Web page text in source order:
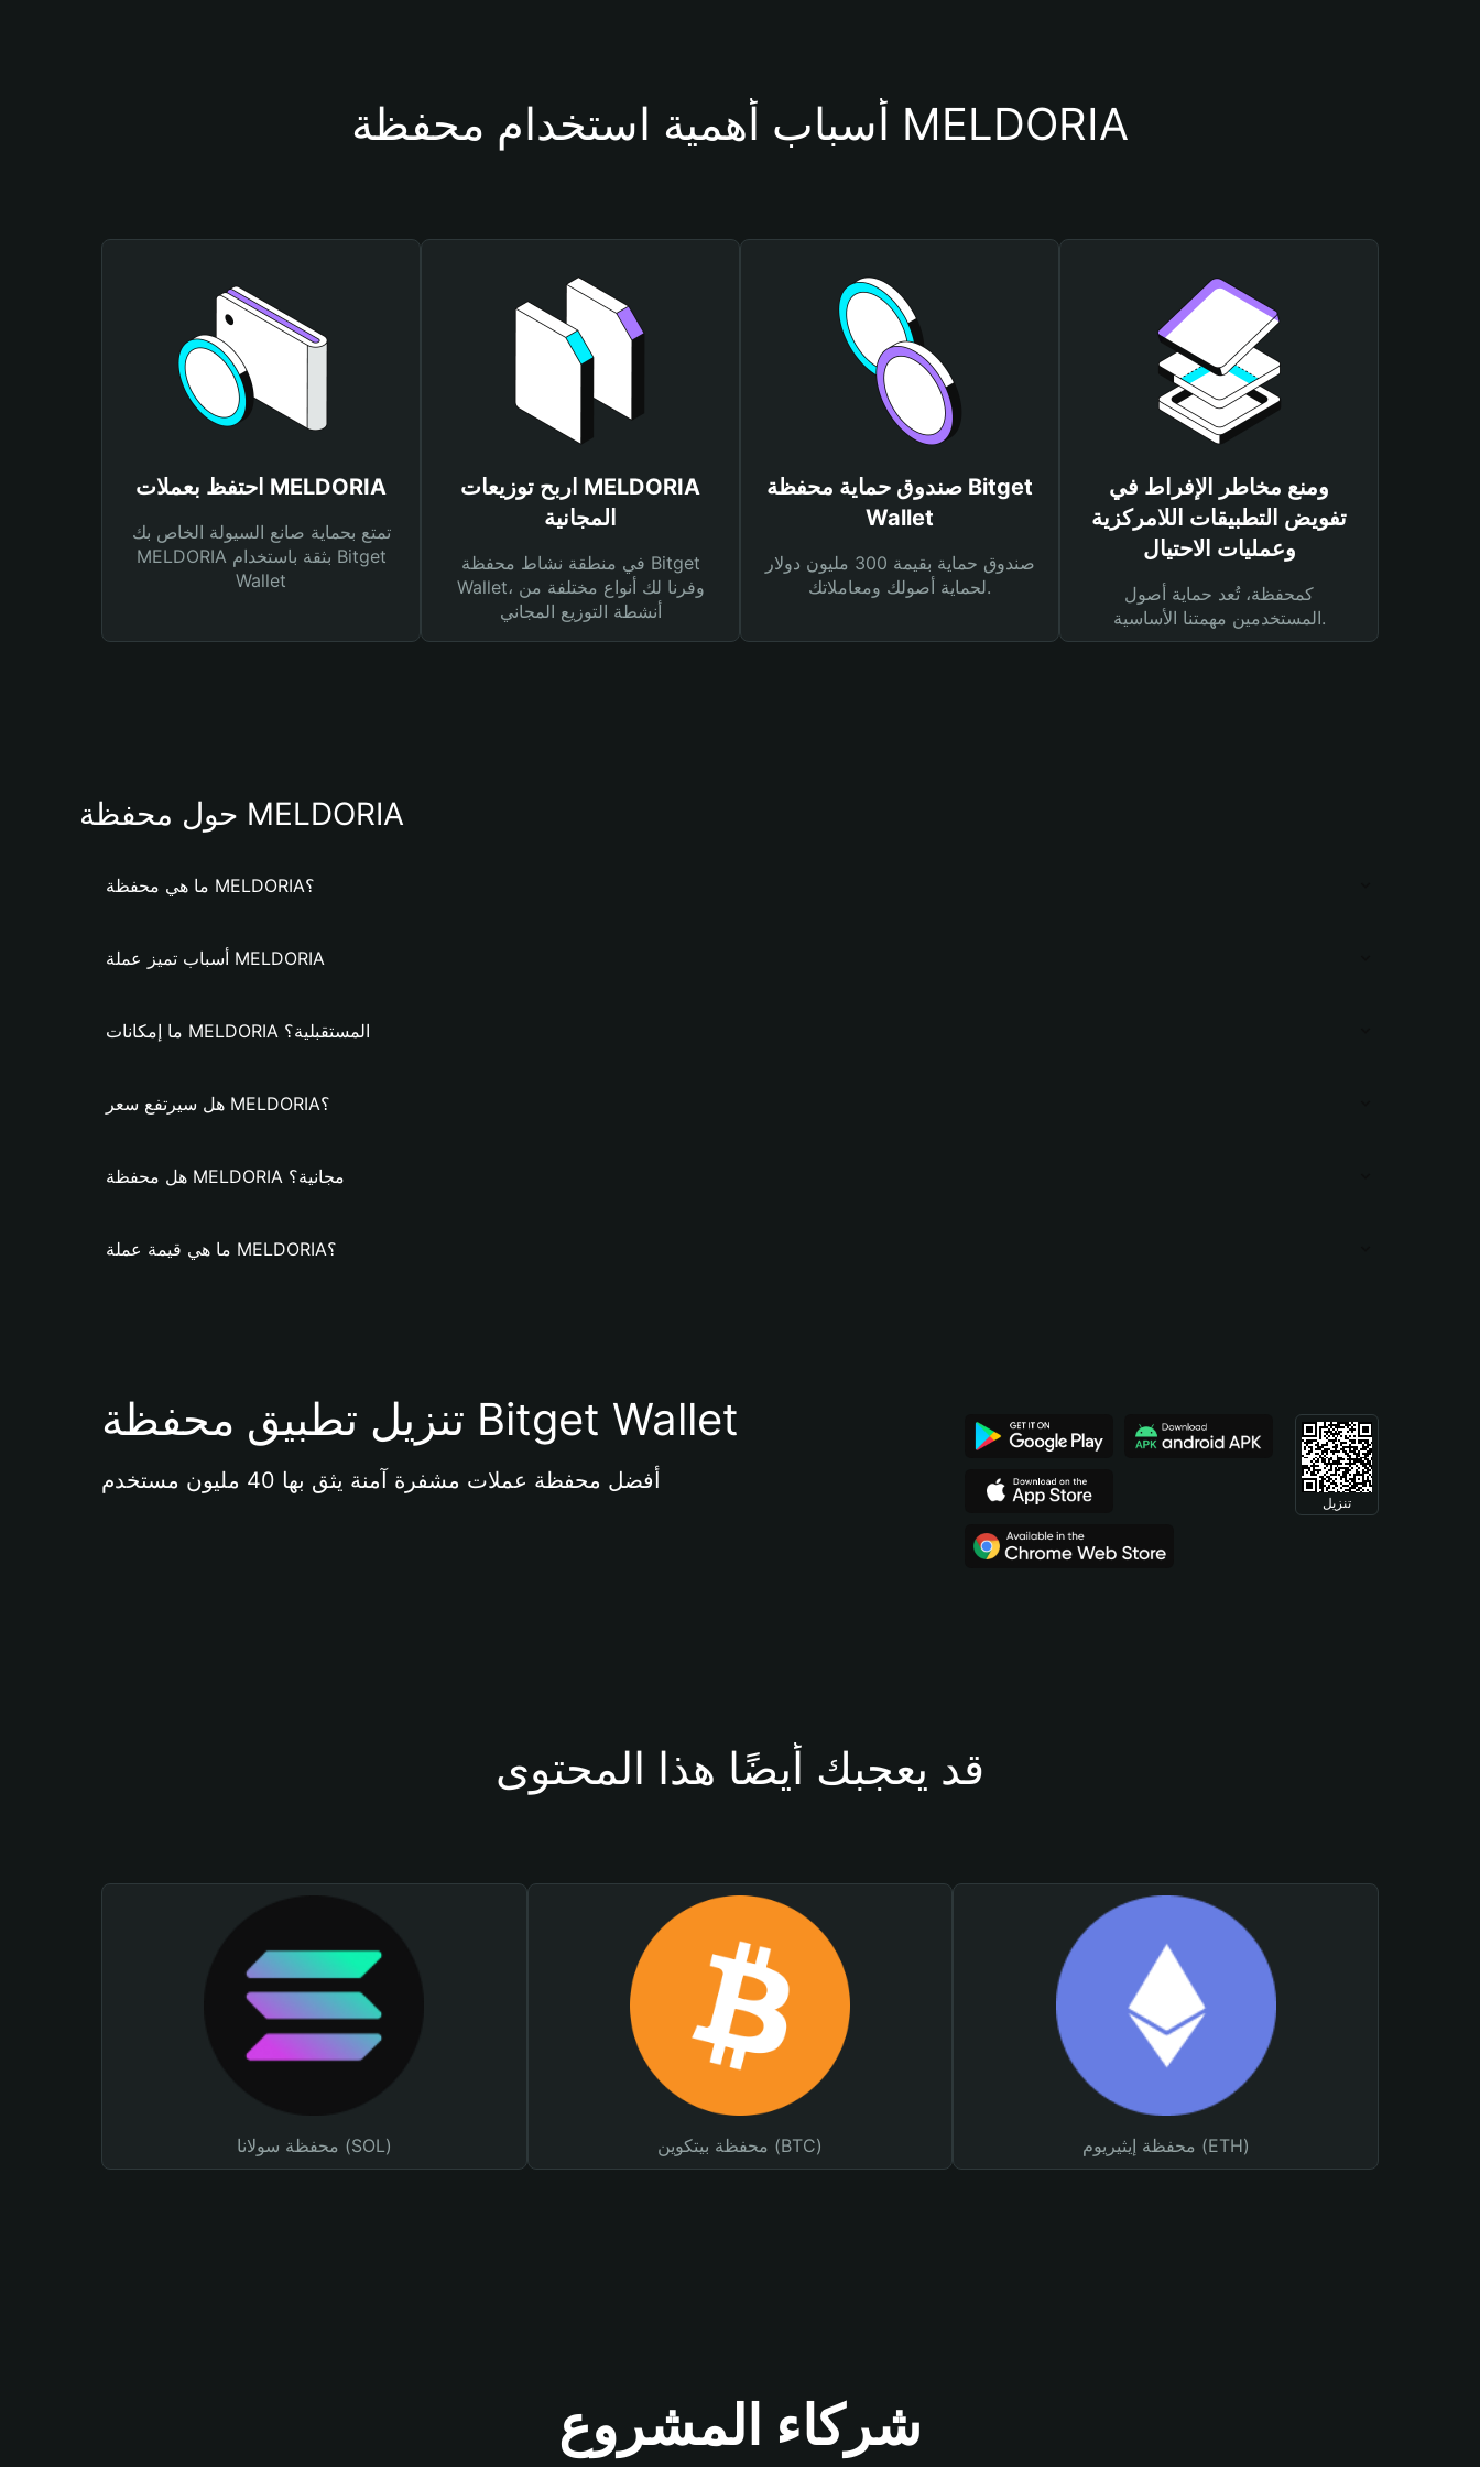
أسباب أهمية استخدام محفظة MELDORIA
احتفظ بعملات MELDORIA
تمتع بحماية صانع السيولة الخاص بك
MELDORIA بثقة باستخدام Bitget
Wallet
اربح توزيعات MELDORIA
المجانية
في منطقة نشاط محفظة Bitget
Wallet، وفرنا لك أنواع مختلفة من
أنشطة التوزيع المجاني
صندوق حماية محفظة Bitget
Wallet
صندوق حماية بقيمة 300 مليون دولار
لحماية أصولك ومعاملاتك.
ومنع مخاطر الإفراط في
تفويض التطبيقات اللامركزية
وعمليات الاحتيال
كمحفظة، تُعد حماية أصول
المستخدمين مهمتنا الأساسية.
حول محفظة MELDORIA
ما هي محفظة MELDORIA؟
أسباب تميز عملة MELDORIA
ما إمكانات MELDORIA المستقبلية؟
هل سيرتفع سعر MELDORIA؟
هل محفظة MELDORIA مجانية؟
ما هي قيمة عملة MELDORIA؟
تنزيل تطبيق محفظة Bitget Wallet
أفضل محفظة عملات مشفرة آمنة يثق بها 40 مليون مستخدم
تنزيل
قد يعجبك أيضًا هذا المحتوى
محفظة سولانا (SOL) محفظة بيتكوين (BTC) محفظة إيثيريوم (ETH)
شركاء المشروع